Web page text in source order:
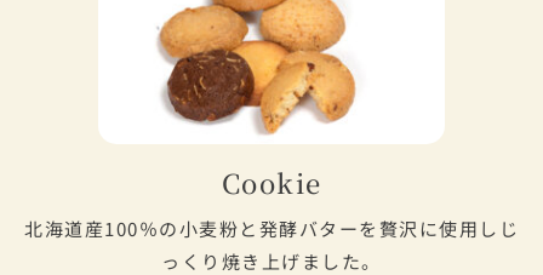
Cookie
北海道産100％の小麦粉と発酵バターを贅沢に使用しじ
っくり焼き上げました。